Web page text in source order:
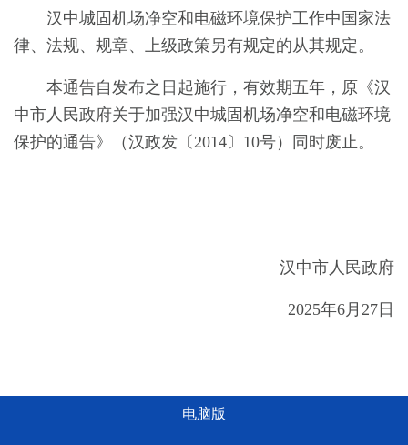
汉中城固机场净空和电磁环境保护工作中国家法
律、法规、规章、上级政策另有规定的从其规定。
本通告自发布之日起施行，有效期五年，原《汉
中市人民政府关于加强汉中城固机场净空和电磁环境
保护的通告》（汉政发〔2014〕10号）同时废止。
汉中市人民政府
2025年6月27日
电脑版